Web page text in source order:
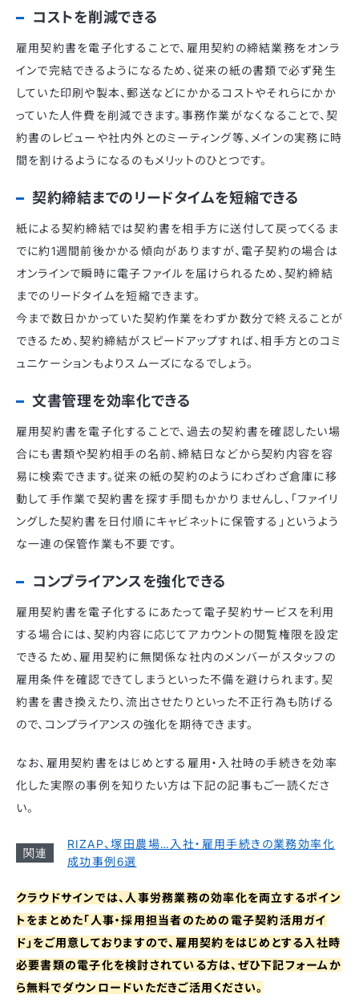
コストを削減できる
雇用契約書を電子化することで、雇用契約の締結業務をオンラ
インで完結できるようになるため、従来の紙の書類で必ず発生
していた印刷や製本、郵送などにかかるコストやそれらにかか
っていた人件費を削減できます。事務作業がなくなることで、契
約書のレビューや社内外とのミーティング等、メインの実務に時
間を割けるようになるのもメリットのひとつです。
契約締結までのリードタイムを短縮できる
紙による契約締結では契約書を相手方に送付して戻ってくるま
でに約1週間前後かかる傾向がありますが、電子契約の場合は
オンラインで瞬時に電子ファイルを届けられるため、契約締結
までのリードタイムを短縮できます。
今まで数日かかっていた契約作業をわずか数分で終えることが
できるため、契約締結がスピードアップすれば、相手方とのコミ
ュニケーションもよりスムーズになるでしょう。
文書管理を効率化できる
雇用契約書を電子化することで、過去の契約書を確認したい場
合にも書類や契約相手の名前、締結日などから契約内容を容
易に検索できます。従来の紙の契約のようにわざわざ倉庫に移
動して手作業で契約書を探す手間もかかりませんし、「ファイリ
ングした契約書を日付順にキャビネットに保管する」というよう
な一連の保管作業も不要です。
コンプライアンスを強化できる
雇用契約書を電子化するにあたって電子契約サービスを利用
する場合には、契約内容に応じてアカウントの閲覧権限を設定
できるため、雇用契約に無関係な社内のメンバーがスタッフの
雇用条件を確認できてしまうといった不備を避けられます。契
約書を書き換えたり、流出させたりといった不正行為も防げる
ので、コンプライアンスの強化を期待できます。
なお、雇用契約書をはじめとする雇用・入社時の手続きを効率
化した実際の事例を知りたい方は下記の記事もご一読くださ
い。
RIZAP、塚田農場…入社・雇用手続きの業務効率化
成功事例6選
クラウドサインでは、人事労務業務の効率化を両立するポイン
トをまとめた「人事・採用担当者のための電子契約活用ガイ
ド」をご用意しておりますので、雇用契約をはじめとする入社時
必要書類の電子化を検討されている方は、ぜひ下記フォームか
ら無料でダウンロードいただきご活用ください。